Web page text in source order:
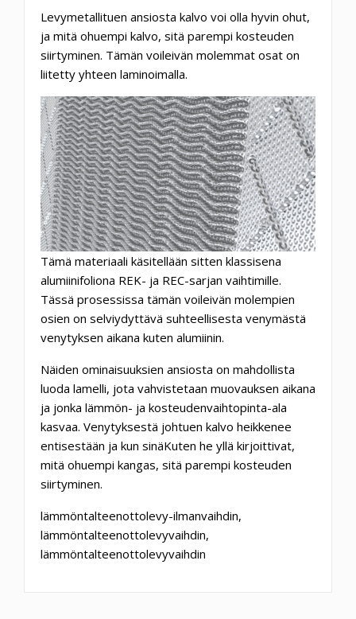
Levymetallituen ansiosta kalvo voi olla hyvin ohut,
ja mitä ohuempi kalvo, sitä parempi kosteuden
siirtyminen. Tämän voileivän molemmat osat on
liitetty yhteen laminoimalla.
Tämä materiaali käsitellään sitten klassisena
alumiinifoliona REK- ja REC-sarjan vaihtimille.
Tässä prosessissa tämän voileivän molempien
osien on selviydyttävä suhteellisesta venymästä
venytyksen aikana kuten alumiinin.
Näiden ominaisuuksien ansiosta on mahdollista
luoda lamelli, jota vahvistetaan muovauksen aikana
ja jonka lämmön- ja kosteudenvaihtopinta-ala
kasvaa. Venytyksestä johtuen kalvo heikkenee
entisestään ja kun sinäKuten he yllä kirjoittivat,
mitä ohuempi kangas, sitä parempi kosteuden
siirtyminen.
lämmöntalteenottolevy-ilmanvaihdin,
lämmöntalteenottolevyvaihdin,
lämmöntalteenottolevyvaihdin